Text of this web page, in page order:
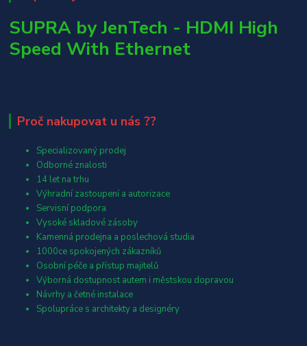
SUPRA by JenTech - HDMI High
Speed With Ethernet
Proč nakupovat u nás ??
Specializovaný prodej
Odborné znalosti
14 let na trhu
Výhradní zastoupení a autorizace
Servisní podpora
Vysoké skladové zásoby
Kamenná prodejna a poslechová studia
1000ce spokojených zákazníků
Osobní péče a přístup majitelů
Výborná dostupnost autem i městskou dopravou
Návrhy a četné instalace
Spolupráce s architekty a designéry